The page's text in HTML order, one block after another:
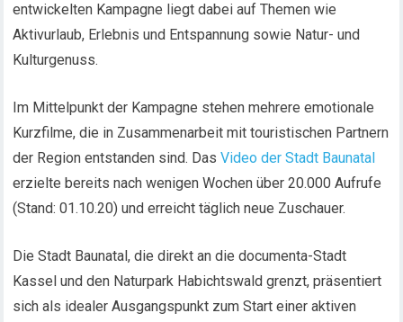
entwickelten Kampagne liegt dabei auf Themen wie
Aktivurlaub, Erlebnis und Entspannung sowie Natur- und
Kulturgenuss.
Im Mittelpunkt der Kampagne stehen mehrere emotionale
Kurzfilme, die in Zusammenarbeit mit touristischen Partnern
der Region entstanden sind. DasVideo der Stadt Baunatal
erzielte bereits nach wenigen Wochen über 20.000 Aufrufe
(Stand: 01.10.20) und erreicht täglich neue Zuschauer.
Die Stadt Baunatal, die direkt an die documenta-Stadt
Kassel und den Naturpark Habichtswald grenzt, präsentiert
sich als idealer Ausgangspunkt zum Start einer aktiven